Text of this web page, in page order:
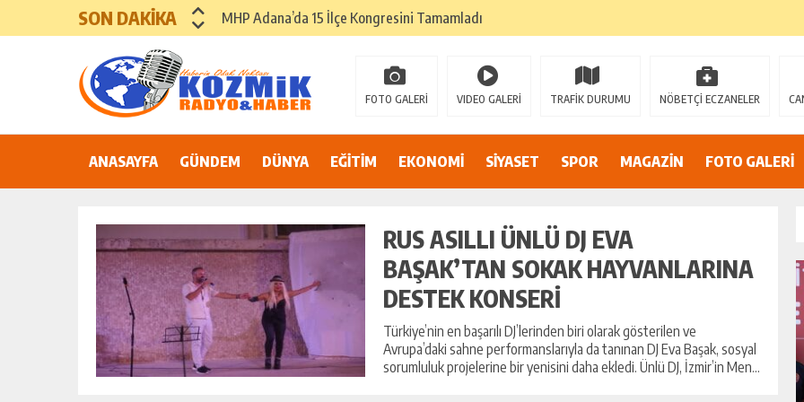
SON DAKİKA
“İtfaiyecilik yalnızca bir meslek değil, cesaretin, fedakarlığın ve insan sevgisinin en güçlü temsilidir.”
81 İLDE ORTAK ÇAĞRI: “EŞİT VE ADİL BİR YARGI SİSTEMİ İSTİYORUZ”
Adana’nın Göbeğinde Güvenlik Alarmı: İnönü Parkı Sahipsiz mi?
FOTO GALERİ VIDEO GALERİ TRAFİK DURUMU NÖBETÇİ ECZANELER
ANASAYFA GÜNDEM DÜNYA EĞİTİM EKONOMİ SİYASET SPOR MAGAZİN FOTO GALERİ
RUS ASILLI ÜNLÜ DJ EVA
BAŞAK’TAN SOKAK HAYVANLARINA
DESTEK KONSERİ
Türkiye’nin en başarılı DJ’lerinden biri olarak gösterilen ve
Avrupa’daki sahne performanslarıyla da tanınan DJ Eva Başak, sosyal
sorumluluk projelerine bir yenisini daha ekledi. Ünlü DJ, İzmir’in Men...
SIK ARIZALANAN IÇME SUYU HATTI
MHP ADANA’DA 15 İLÇE KONGRESINI